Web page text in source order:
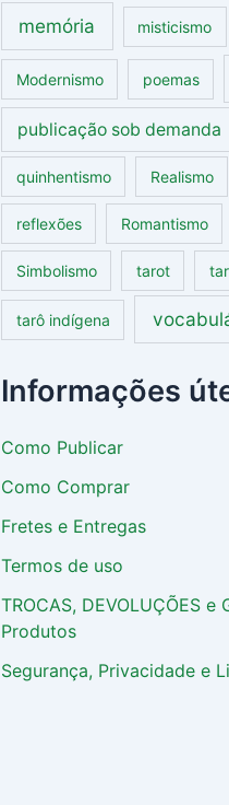
memória misticismo
Modernismo poemas
publicação sob demanda
quinhentismo Realismo
reflexões Romantismo
Simbolismo tarot
tarô indígena
Informações
Como Publicar
Como Comprar
Fretes e Entregas
Termos de uso
TROCAS, DEVOLUÇÕES e
Produtos
Segurança, Privacidade e